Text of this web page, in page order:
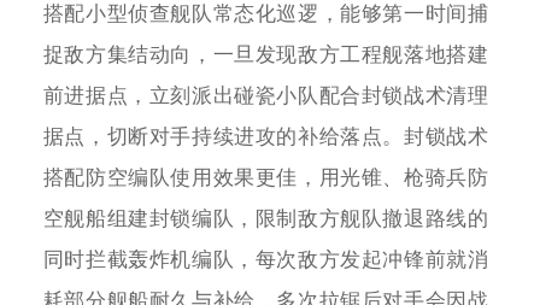
搭配小型侦查舰队常态化巡逻，能够第一时间捕
捉敌方集结动向，一旦发现敌方工程舰落地搭建
前进据点，立刻派出碰瓷小队配合封锁战术清理
据点，切断对手持续进攻的补给落点。封锁战术
搭配防空编队使用效果更佳，用光锥、枪骑兵防
空舰船组建封锁编队，限制敌方舰队撤退路线的
同时拦截轰炸机编队，每次敌方发起冲锋前就消
耗部分舰船耐久与补给，多次拉锯后对手会因战